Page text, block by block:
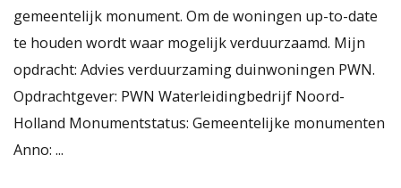
gemeentelijk monument. Om de woningen up-to-date
te houden wordt waar mogelijk verduurzaamd. Mijn
opdracht: Advies verduurzaming duinwoningen PWN.
Opdrachtgever: PWN Waterleidingbedrijf Noord-
Holland Monumentstatus: Gemeentelijke monumenten
Anno: ...